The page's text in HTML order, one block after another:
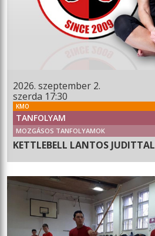
2026. szeptember 2.
szerda 17:30
KMO
TANFOLYAM
MOZGÁSOS TANFOLYAMOK
KETTLEBELL LANTOS JUDITTAL